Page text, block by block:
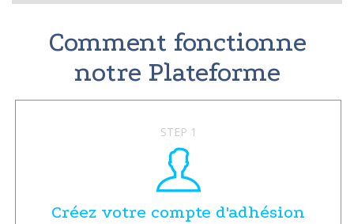
Comment fonctionne
notre Plateforme
STEP 1
Créez votre compte d'adhésion